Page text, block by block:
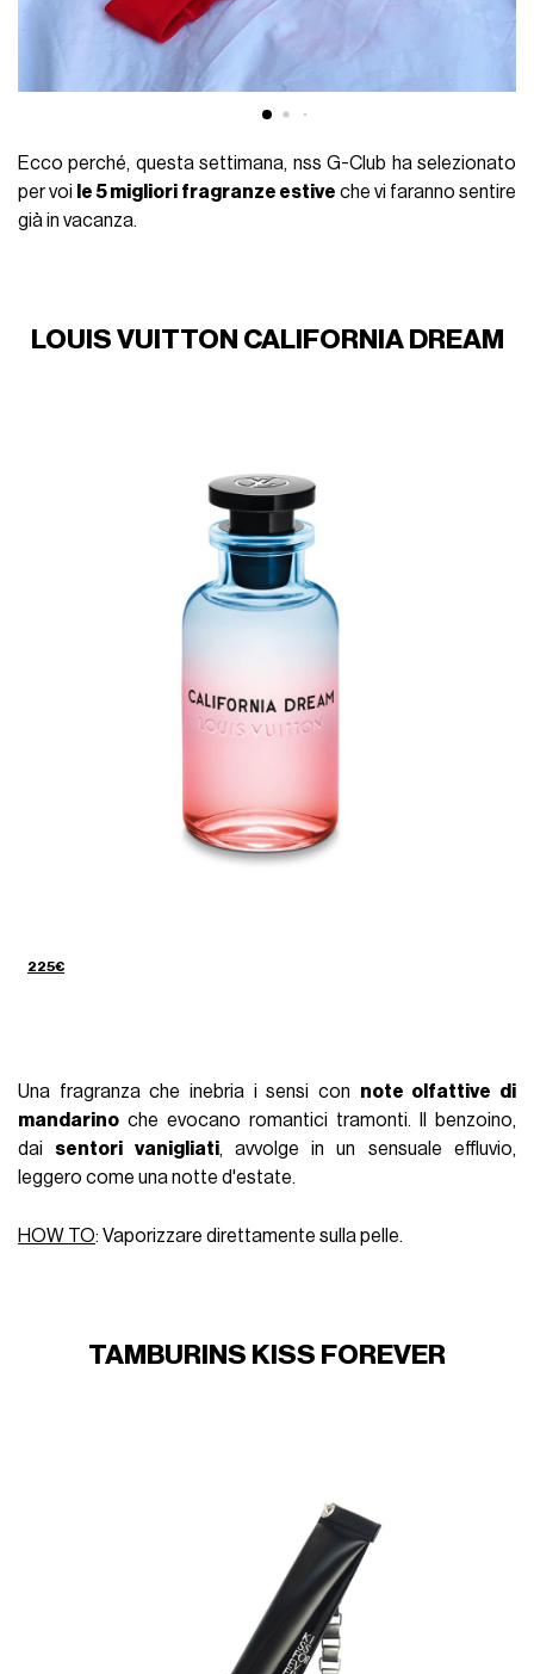
Ecco perché, questa settimana, nss G-Club ha selezionato
per voi le 5 migliori fragranze estive che vi faranno sentire
già in vacanza.
LOUIS VUITTON CALIFORNIA DREAM
225€
Una fragranza che inebria i sensi con note olfattive di
mandarino che evocano romantici tramonti. Il benzoino,
dai sentori vanigliati, avvolge in un sensuale effluvio,
leggero come una notte d'estate.
HOW TO: Vaporizzare direttamente sulla pelle.
TAMBURINS KISS FOREVER